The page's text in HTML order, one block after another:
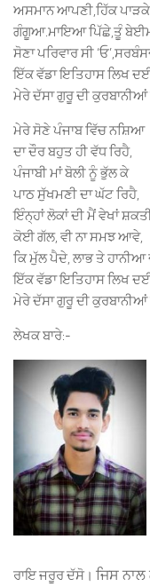
ਅਸਮਾਨ ਆਪਣੀ,ਹਿੱਕ
ਗੰਗੂਆ.ਮਾਇਆ ਪਿੱਛੇ,ਤੂੰ
ਸੋਣਾ ਪਰਿਵਾਰ ਸੀ
ਇੱਕ ਵੱਡਾ ਇਤਿਹਾਸ ਲਿਖ
ਮੇਰੇ ਦੱਸਾ ਗੁਰੂ ਦੀ ਕੁਰਬਾਨੀਆਂ
ਮੇਰੇ ਸੋਣੇ ਪੰਜਾਬ ਵਿੱਚ ਨਸ਼ਿਆ
ਦਾ ਦੌਰ ਬਹੁਤ ਹੀ ਵੱਧ ਰਿਹੈ,
ਪੰਜਾਬੀ ਮਾਂ ਬੋਲੀ ਨੂੰ ਭੁੱਲ ਕੇ
ਪਾਠ ਸੁੱਖਮਣੀ ਦਾ ਘੱਟ ਰਿਹੈ,
ਇੰਨ੍ਹਾਂ ਲੋਕਾਂ ਦੀ ਮੈਂ ਵੇਖਾਂ
ਕੋਈ ਗੱਲ, ਵੀ ਨਾ ਸਮਝ ਆਵੇ,
ਕਿ ਮੁੱਲ ਪੈਦੇ, ਲਾਭ ਤੇ ਹਾਨੀਆ
ਇੱਕ ਵੱਡਾ ਇਤਿਹਾਸ ਲਿਖ
ਮੇਰੇ ਦੱਸਾ ਗੁਰੂ ਦੀ ਕੁਰਬਾਨੀਆਂ
ਲੇਖਕ ਬਾਰੇ:-
ਰਾਇ ਜਰੂਰ ਦੱਸੋ। ਜਿਸ